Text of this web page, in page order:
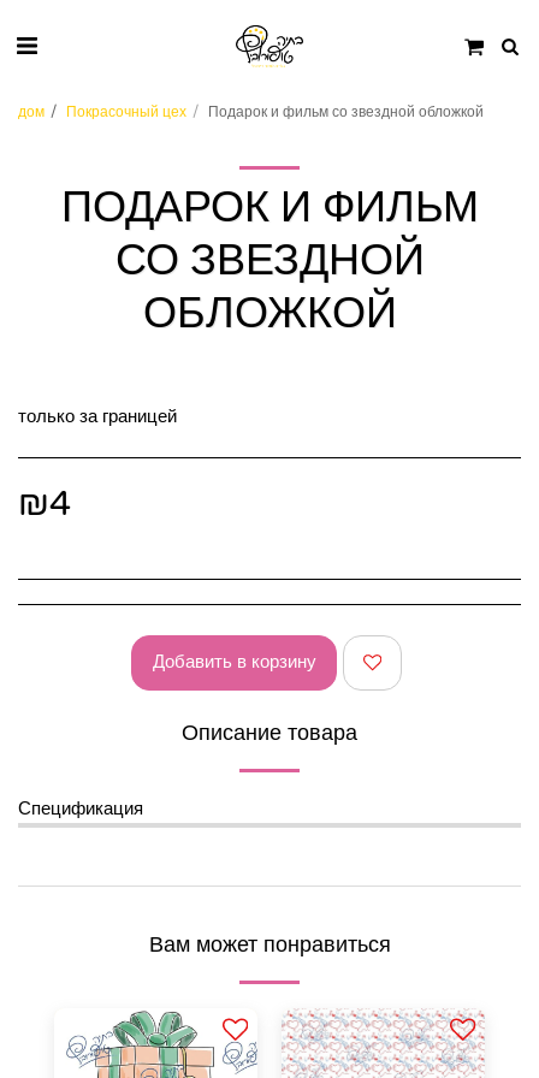
дом Покрасочный цех Подарок и фильм со звездной обложкой
ПОДАРОК И ФИЛЬМ
СО ЗВЕЗДНОЙ
ОБЛОЖКОЙ
только за границей
₪4
Добавить в корзину
Описание товара
Спецификация
Вам может понравиться